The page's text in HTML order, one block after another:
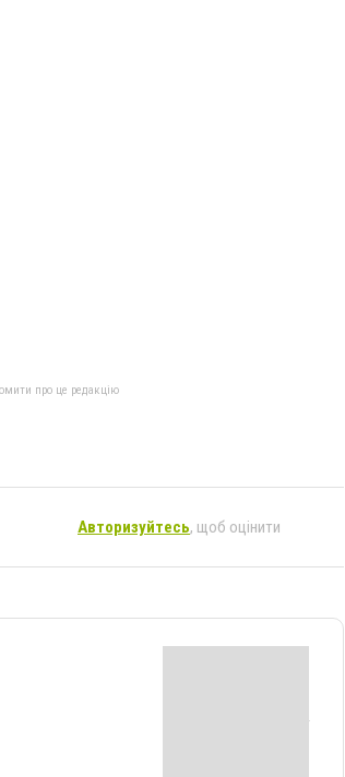
про це редакцію
Авторизуйтесь, щоб оцінити